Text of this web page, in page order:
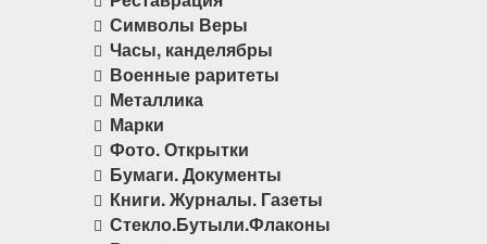
Символы Веры
Часы, канделябры
Военные раритеты
Металлика
Марки
Фото. Открытки
Бумаги. Документы
Книги. Журналы. Газеты
Стекло.Бутыли.Флаконы